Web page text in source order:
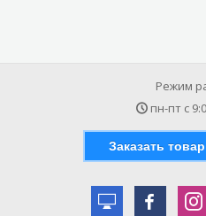
Режим
пн-пт с
Заказать